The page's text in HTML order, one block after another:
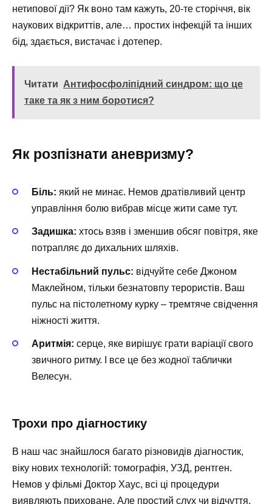
нетипової дії? Як воно там кажуть, 20-те сторіччя, вік
наукових відкриттів, але… простих інфекцій та інших
бід, здається, вистачає і дотепер.
Читати Антифосфоліпідний синдром: що це
таке та як з ним боротися?
Як розпізнати аневризму?
Біль: який не минає. Немов дратівливий центр
управління болю вибрав місце жити саме тут.
Задишка: хтось взяв і зменшив обсяг повітря, яке
потрапляє до дихальних шляхів.
Нестабільний пульс: відчуйте себе Джоном
Маклейном, тільки безнатовпу терористів. Ваш
пульс на пістолетному курку – тремтяче свідчення
ніжності життя.
Аритмія: серце, яке вирішує грати варіації свого
звичного ритму. І все це без жодної таблички
Велесун.
Трохи про діагностику
В наш час знайшлося багато різновидів діагностик,
віку нових технологій: томографія, УЗД, рентген.
Немов у фільмі Доктор Хаус, всі ці процедури
виявляють приховане. Але простий слух чи відчуття,